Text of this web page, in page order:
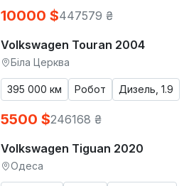
10000 $447579 ₴
Volkswagen Touran 2004
Біла Церква
395 000 км Робот Дизель, 1.9
5500 $246168 ₴
Volkswagen Tiguan 2020
Одеса